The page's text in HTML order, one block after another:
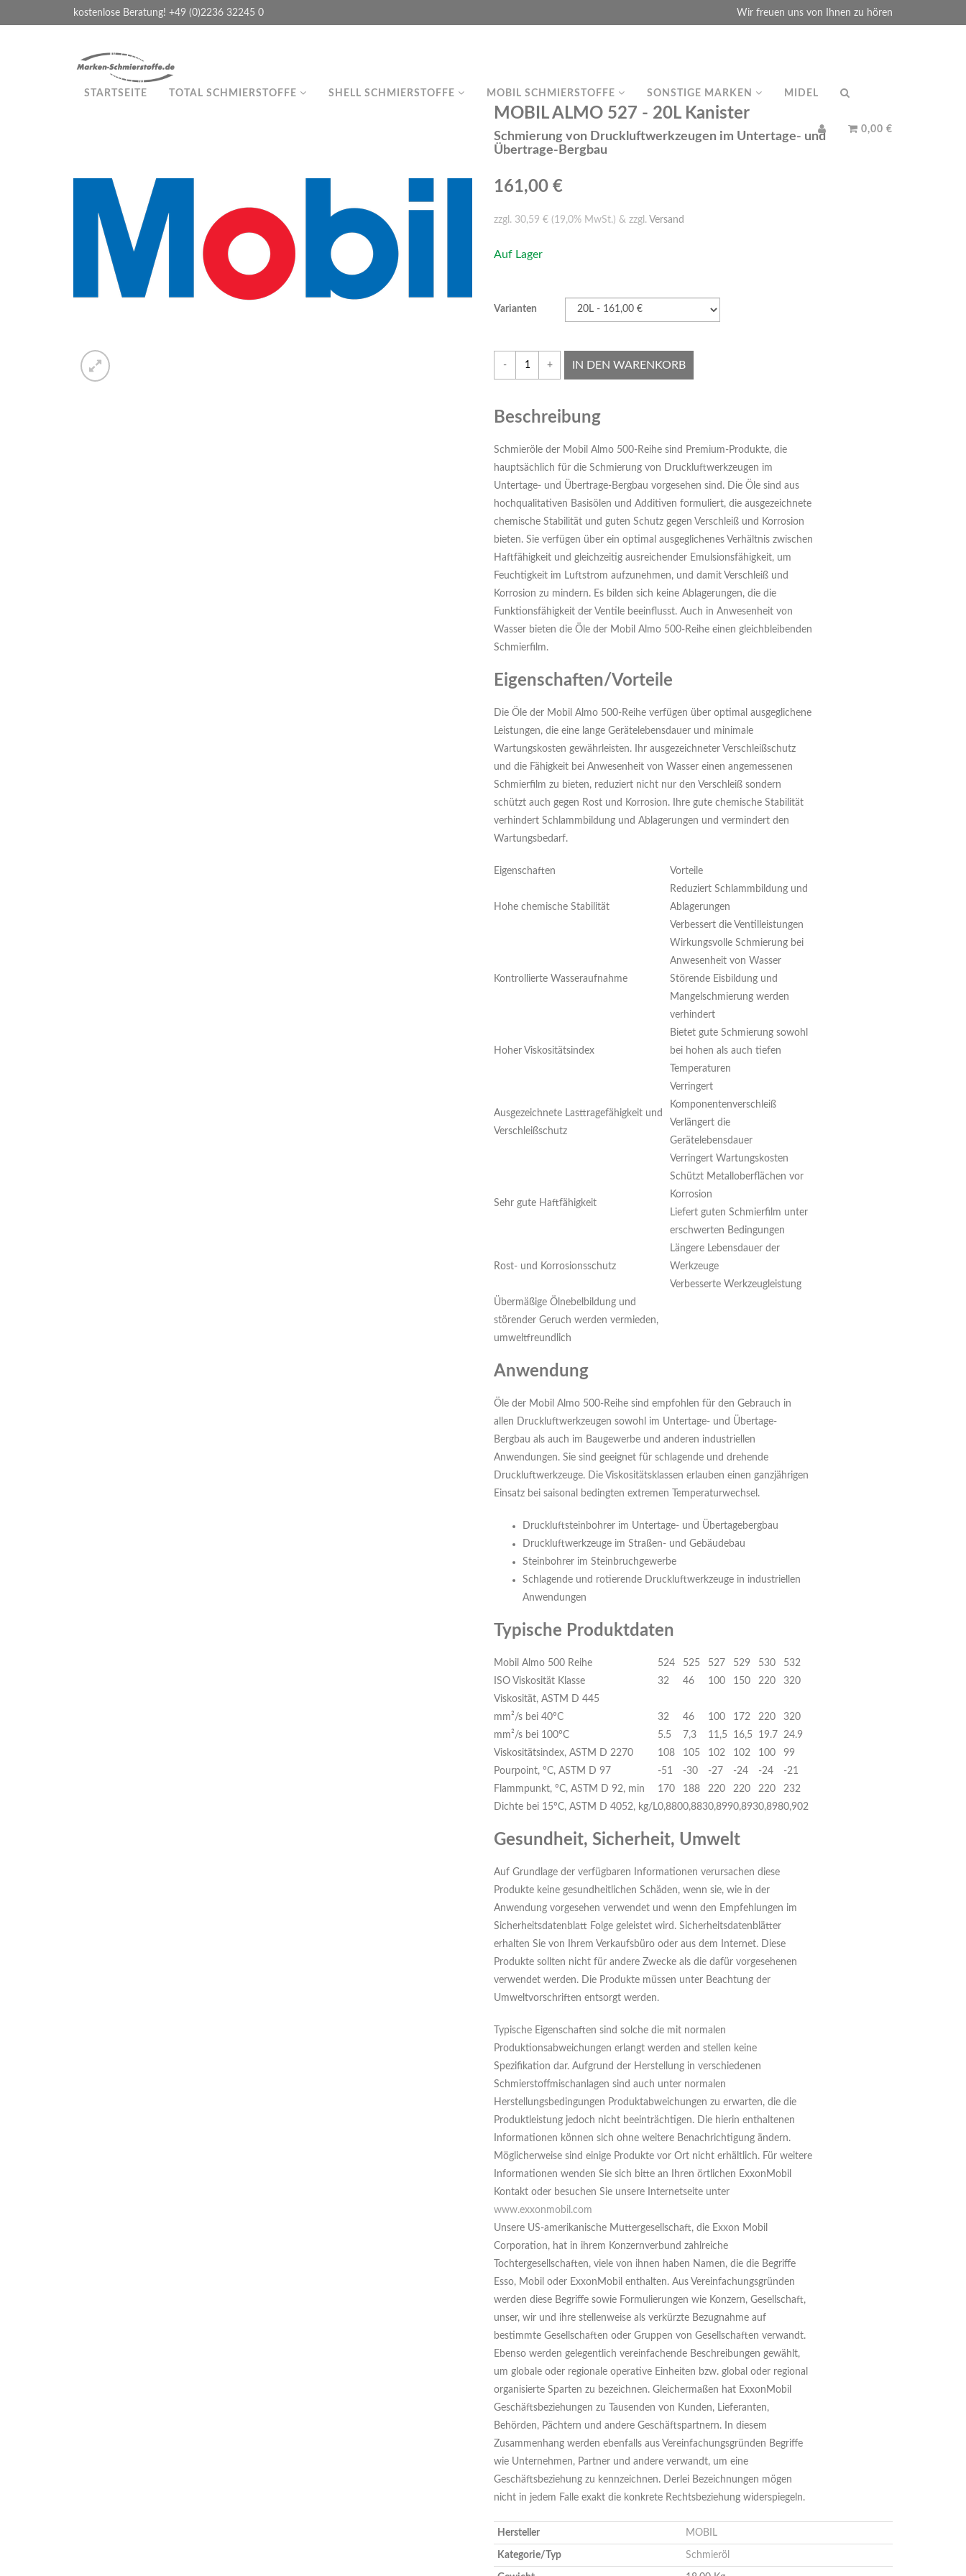
kostenlose Beratung! +49 (0)2236 32245 0 Wir freuen uns von Ihnen zu hören
STARTSEITE TOTAL SCHMIERSTOFFE SHELL SCHMIERSTOFFE MOBIL SCHMIERSTOFFE SONSTIGE MARKEN MIDEL
0,00 €
MOBIL ALMO 527 - 20L Kanister
Schmierung von Druckluftwerkzeugen im Untertage- und
Übertrage-Bergbau
161,00 €
zzgl. 30,59 € (19,0% MwSt.) & zzgl. Versand
Auf Lager
Varianten
- + IN DEN WARENKORB
Beschreibung
Schmieröle der Mobil Almo 500-Reihe sind Premium-Produkte, die
hauptsächlich für die Schmierung von Druckluftwerkzeugen im
Untertage- und Übertrage-Bergbau vorgesehen sind. Die Öle sind aus
hochqualitativen Basisölen und Additiven formuliert, die ausgezeichnete
chemische Stabilität und guten Schutz gegen Verschleiß und Korrosion
bieten. Sie verfügen über ein optimal ausgeglichenes Verhältnis zwischen
Haftfähigkeit und gleichzeitig ausreichender Emulsionsfähigkeit, um
Feuchtigkeit im Luftstrom aufzunehmen, und damit Verschleiß und
Korrosion zu mindern. Es bilden sich keine Ablagerungen, die die
Funktionsfähigkeit der Ventile beeinflusst. Auch in Anwesenheit von
Wasser bieten die Öle der Mobil Almo 500-Reihe einen gleichbleibenden
Schmierfilm.
Eigenschaften/Vorteile
Die Öle der Mobil Almo 500-Reihe verfügen über optimal ausgeglichene
Leistungen, die eine lange Gerätelebensdauer und minimale
Wartungskosten gewährleisten. Ihr ausgezeichneter Verschleißschutz
und die Fähigkeit bei Anwesenheit von Wasser einen angemessenen
Schmierfilm zu bieten, reduziert nicht nur den Verschleiß sondern
schützt auch gegen Rost und Korrosion. Ihre gute chemische Stabilität
verhindert Schlammbildung und Ablagerungen und vermindert den
Wartungsbedarf.
Eigenschaften Vorteile
Hohe chemische Stabilität
Reduziert Schlammbildung und
Ablagerungen
Verbessert die Ventilleistungen
Kontrollierte Wasseraufnahme
Wirkungsvolle Schmierung bei
Anwesenheit von Wasser
Störende Eisbildung und
Mangelschmierung werden
verhindert
Hoher Viskositätsindex
Bietet gute Schmierung sowohl
bei hohen als auch tiefen
Temperaturen
Ausgezeichnete Lasttragefähigkeit und
Verschleißschutz
Verringert
Komponentenverschleiß
Verlängert die
Gerätelebensdauer
Verringert Wartungskosten
Sehr gute Haftfähigkeit
Schützt Metalloberflächen vor
Korrosion
Liefert guten Schmierfilm unter
erschwerten Bedingungen
Rost- und Korrosionsschutz
Längere Lebensdauer der
Werkzeuge
Verbesserte Werkzeugleistung
Übermäßige Ölnebelbildung und
störender Geruch werden vermieden,
umweltfreundlich
Anwendung
Öle der Mobil Almo 500-Reihe sind empfohlen für den Gebrauch in
allen Druckluftwerkzeugen sowohl im Untertage- und Übertage-
Bergbau als auch im Baugewerbe und anderen industriellen
Anwendungen. Sie sind geeignet für schlagende und drehende
Druckluftwerkzeuge. Die Viskositätsklassen erlauben einen ganzjährigen
Einsatz bei saisonal bedingten extremen Temperaturwechsel.
Druckluftsteinbohrer im Untertage- und Übertagebergbau
Druckluftwerkzeuge im Straßen- und Gebäudebau
Steinbohrer im Steinbruchgewerbe
Schlagende und rotierende Druckluftwerkzeuge in industriellen
Anwendungen
Typische Produktdaten
Mobil Almo 500 Reihe 524 525 527 529 530
532
ISO Viskosität Klasse
32 46 100 150 220
320
Viskosität, ASTM D 445
mm²/s bei 40ºC
32 46 100 172 220
320
mm²/s bei 100ºC
5.5 7,3 11,5 16,5 19.7
24.9
Viskositätsindex, ASTM D 2270
108 105 102 102 100
99
Pourpoint, ºC, ASTM D 97
-51 -30 -27 -24 -24
-21
Flammpunkt, ºC, ASTM D 92, min
170 188 220 220 220
232
Dichte bei 15ºC, ASTM D 4052, kg/L0,8800,8830,8990,8930,8980,902
Gesundheit, Sicherheit, Umwelt
Auf Grundlage der verfügbaren Informationen verursachen diese
Produkte keine gesundheitlichen Schäden, wenn sie, wie in der
Anwendung vorgesehen verwendet und wenn den Empfehlungen im
Sicherheitsdatenblatt Folge geleistet wird. Sicherheitsdatenblätter
erhalten Sie von Ihrem Verkaufsbüro oder aus dem Internet. Diese
Produkte sollten nicht für andere Zwecke als die dafür vorgesehenen
verwendet werden. Die Produkte müssen unter Beachtung der
Umweltvorschriften entsorgt werden.
Typische Eigenschaften sind solche die mit normalen
Produktionsabweichungen erlangt werden and stellen keine
Spezifikation dar. Aufgrund der Herstellung in verschiedenen
Schmierstoffmischanlagen sind auch unter normalen
Herstellungsbedingungen Produktabweichungen zu erwarten, die die
Produktleistung jedoch nicht beeinträchtigen. Die hierin enthaltenen
Informationen können sich ohne weitere Benachrichtigung ändern.
Möglicherweise sind einige Produkte vor Ort nicht erhältlich. Für weitere
Informationen wenden Sie sich bitte an Ihren örtlichen ExxonMobil
Kontakt oder besuchen Sie unsere Internetseite unter
www.exxonmobil.com
Unsere US-amerikanische Muttergesellschaft, die Exxon Mobil
Corporation, hat in ihrem Konzernverbund zahlreiche
Tochtergesellschaften, viele von ihnen haben Namen, die die Begriffe
Esso, Mobil oder ExxonMobil enthalten. Aus Vereinfachungsgründen
werden diese Begriffe sowie Formulierungen wie Konzern, Gesellschaft,
unser, wir und ihre stellenweise als verkürzte Bezugnahme auf
bestimmte Gesellschaften oder Gruppen von Gesellschaften verwandt.
Ebenso werden gelegentlich vereinfachende Beschreibungen gewählt,
um globale oder regionale operative Einheiten bzw. global oder regional
organisierte Sparten zu bezeichnen. Gleichermaßen hat ExxonMobil
Geschäftsbeziehungen zu Tausenden von Kunden, Lieferanten,
Behörden, Pächtern und andere Geschäftspartnern. In diesem
Zusammenhang werden ebenfalls aus Vereinfachungsgründen Begriffe
wie Unternehmen, Partner und andere verwandt, um eine
Geschäftsbeziehung zu kennzeichnen. Derlei Bezeichnungen mögen
nicht in jedem Falle exakt die konkrete Rechtsbeziehung widerspiegeln.
Hersteller MOBIL
Kategorie/Typ Schmieröl